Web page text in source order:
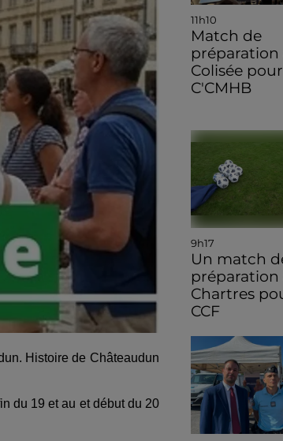
Histoire de Châteaudun
du 19 et au et début du 20
11h10
Match de
préparation
Colisée
C'CMHB
9h17
Un match
préparation
Chartres
CCF